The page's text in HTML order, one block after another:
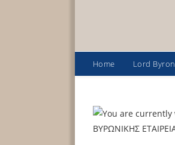
Home Lord Byron